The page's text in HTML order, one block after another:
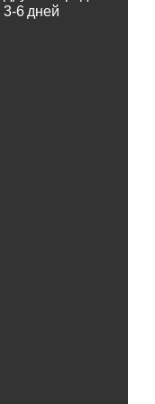
3-6 дней